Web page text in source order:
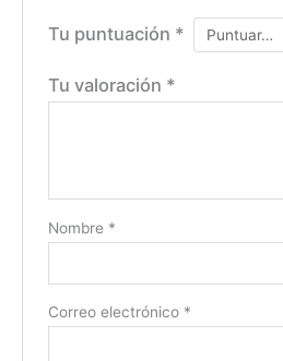
Tu puntuación *
Tu valoración *
Nombre *
Correo electrónico *